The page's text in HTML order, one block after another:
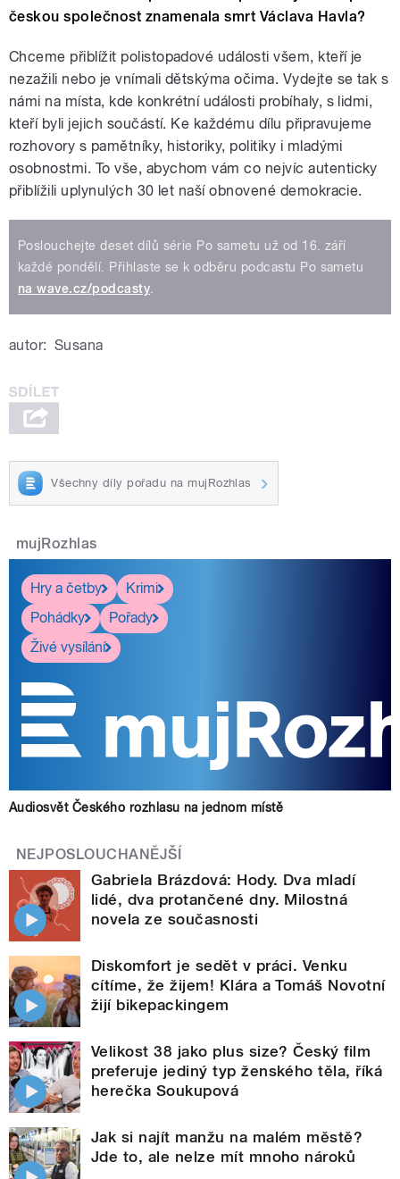
českou společnost znamenala smrt Václava Havla?
Chceme přiblížit polistopadové události všem, kteří je
nezažili nebo je vnímali dětskýma očima. Vydejte se tak s
námi na místa, kde konkrétní události probíhaly, s lidmi,
kteří byli jejich součástí. Ke každému dílu připravujeme
rozhovory s pamětníky, historiky, politiky i mladými
osobnostmi. To vše, abychom vám co nejvíc autenticky
přiblížili uplynulých 30 let naší obnovené demokracie.
Poslouchejte deset dílů série Po sametu už od 16. září
každé pondělí. Přihlaste se k odběru podcastu Po sametu
na wave.cz/podcasty.
autor: Susana
Všechny díly pořadu na mujRozhlas
mujRozhlas
Hry a četby
Krimi
Pohádky
Pořady
Živé vysílání
Audiosvět Českého rozhlasu na jednom místě
NEJPOSLOUCHANĚJŠÍ
Gabriela Brázdová: Hody. Dva mladí
lidé, dva protančené dny. Milostná
novela ze současnosti
Diskomfort je sedět v práci. Venku
cítíme, že žijem! Klára a Tomáš Novotní
žijí bikepackingem
Velikost 38 jako plus size? Český film
preferuje jediný typ ženského těla, říká
herečka Soukupová
Jak si najít manžu na malém městě?
Jde to, ale nelze mít mnoho nároků